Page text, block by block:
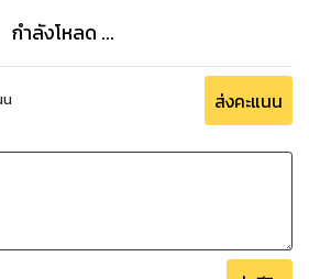
กำลังโหลด ...
น ส่งคะแนน